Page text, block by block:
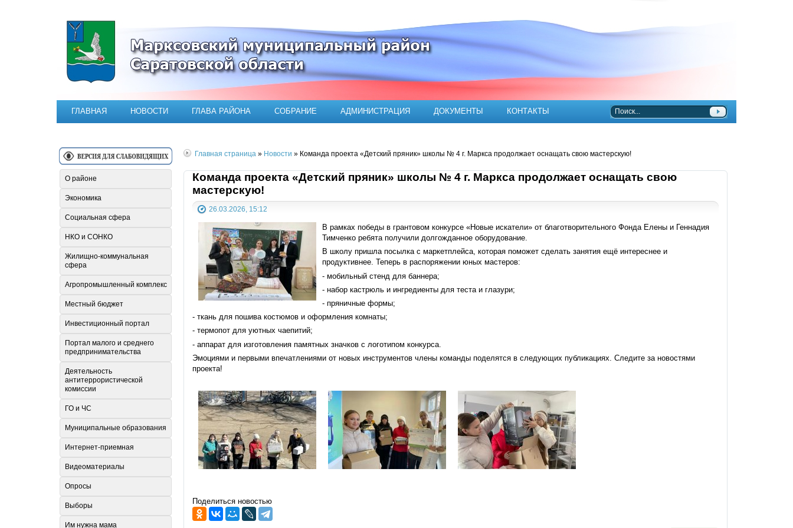
Официальный сайт Марксовского муниципального района
ГЛАВНАЯ НОВОСТИ ГЛАВА РАЙОНА СОБРАНИЕ АДМИНИСТРАЦИЯ ДОКУМЕНТЫ КОНТАКТЫ
Главная страница » Новости » Команда проекта «Детский пряник» школы № 4 г. Маркса продолжает оснащать свою мастерскую!
Команда проекта «Детский пряник» школы № 4 г. Маркса продолжает оснащать свою
мастерскую!
26.03.2026, 15:12
В рамках победы в грантовом конкурсе «Новые искатели» от благотворительного Фонда Елены и Геннадия
Тимченко ребята получили долгожданное оборудование.
В школу пришла посылка с маркетплейса, которая поможет сделать занятия ещё интереснее и
продуктивнее. Теперь в распоряжении юных мастеров:
- мобильный стенд для баннера;
- набор кастрюль и ингредиенты для теста и глазури;
- пряничные формы;
- ткань для пошива костюмов и оформления комнаты;
- термопот для уютных чаепитий;
- аппарат для изготовления памятных значков с логотипом конкурса.
Эмоциями и первыми впечатлениями от новых инструментов члены команды поделятся в следующих публикациях. Следите за новостями
проекта!
Поделиться новостью
О районе
Экономика
Социальная сфера
НКО и СОНКО
Жилищно-коммунальная
сфера
Агропромышленный комплекс
Местный бюджет
Инвестиционный портал
Портал малого и среднего
предпринимательства
Деятельность
антитеррористической
комиссии
ГО и ЧС
Муниципальные образования
Интернет-приемная
Видеоматериалы
Опросы
Выборы
Им нужна мама